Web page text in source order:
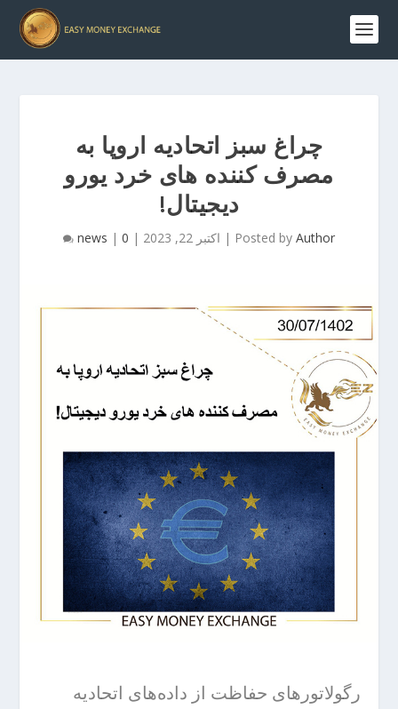
چراغ سبز اتحادیه اروپا به
مصرف کننده های خرد یورو
دیجیتال!
Posted by Author
| اکتبر 22, 2023 |
news | 0
رگولاتورهای حفاظت از داده‌های اتحادیه